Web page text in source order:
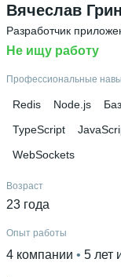
Вячеслав
Разработчик
Не ищу работу
Профессиональные
Redis Node.js
TypeScript
WebSockets
Возраст
23 года
Опыт работы
4 компании 5 лет